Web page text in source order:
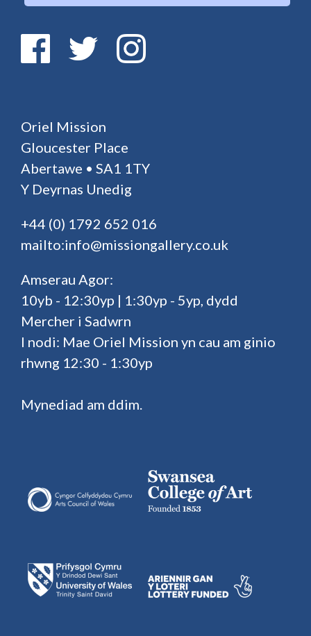
Oriel Mission
Gloucester Place
Abertawe • SA1 1TY
Y Deyrnas Unedig
+44 (0) 1792 652 016
mailto:info@missiongallery.co.uk
Amserau Agor:
10yb - 12:30yp | 1:30yp - 5yp, dydd
Mercher i Sadwrn
I nodi: Mae Oriel Mission yn cau am ginio
rhwng 12:30 - 1:30yp
Mynediad am ddim.